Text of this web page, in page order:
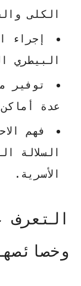
الكلى
إجراء
البيطري
توفير
عدة
فهم
السلالة
الأسرية.
التعرف